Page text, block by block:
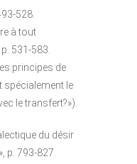
528.
à tout
531-583.
principes de
spécialement le
le transfert?»).
du désir
p. 793-827.